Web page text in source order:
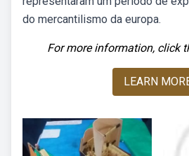
do mercantilismo da europa.
For more information, click
LEARN